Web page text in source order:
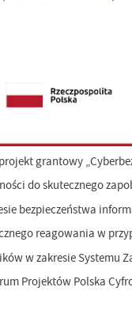
grantowy
do skutecznego
bezpieczeństwa
reagowania w
w zakresie Systemu
Projektów Polska